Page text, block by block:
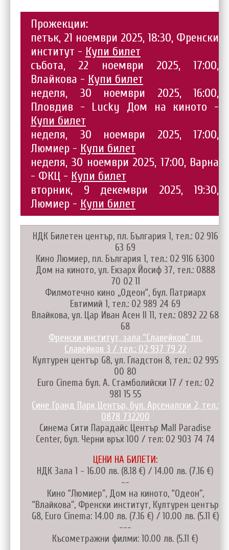
Прожекции:
петък, 21 ноември 2025, 18:30, Френски
институт - Купи билет
събота, 22 ноември 2025, 17:00,
Влайкова - Купи билет
неделя, 30 ноември 2025, 16:00,
Пловдив - Lucky Дом на киното -
Купи билет
неделя, 30 ноември 2025, 17:00,
Люмиер - Купи билет
неделя, 30 ноември 2025, 17:00, Варна
- ФКЦ - Купи билет
вторник, 9 декември 2025, 19:30,
Люмиер - Купи билет
НДК Билетен център, пл. България 1, тел.: 02 916
63 69
Кино Люмиер, пл. България 1, тел.: 02 916 6300
Дом на киното, ул. Екзарх Йосиф 37, тел.: 0888
70 02 11
Филмотечно кино „Одеон“, бул. Патриарх
Евтимий 1, тел.: 02 989 24 69
Влайкова, ул. Цар Иван Асен II 11, тел.: 0892 22 68
68
Френски институт, зала “Славейков” пл.
Славейков 3 / тел.: 02 937 79 22
Културен център G8, ул. Гладстон 8, тел.: 02 995
00 80
Euro Cinema бул. А. Стамболийски 17 / тел.: 02
981 15 55
Сине Гранд Парк Център, бул. Арсеналски 2, тел.:
0878 732200
Синема Сити Парадайс Център Mall Paradise
Center, бул. Черни връх 100 / тел: 02 903 74 74
ЦЕНИ НА БИЛЕТИ:
НДК Зала 1 - 16.00 лв. (8.18 €) / 14.00 лв. (7.16 €)
--
Кино “Люмиер”, Дом на киното, “Одеон”,
“Влайкова”, Френски институт, Културен център
G8, Euro Cinema: 14.00 лв. (7.16 €) / 10.00 лв. (5.11 €)
---
Късометражни филми: 10.00 лв. (5.11 €)